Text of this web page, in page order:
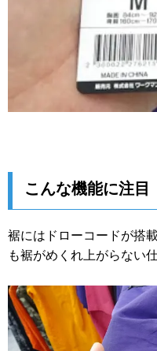
こんな機能に注目
裾にはドローコードが搭
も裾がめくれ上がらない